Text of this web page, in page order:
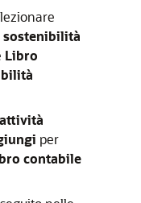
sostenibilità
Libro
per
contabile